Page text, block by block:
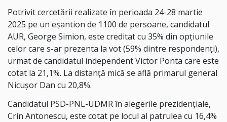
Potrivit cercetării realizate în perioada 24-28 martie
2025 pe un eșantion de 1100 de persoane, candidatul
AUR, George Simion, este creditat cu 35% din opțiunile
celor care s-ar prezenta la vot (59% dintre respondenți),
urmat de candidatul independent Victor Ponta care este
cotat la 21,1%. La distanță mică se află primarul general
Nicușor Dan cu 20,8%.
Candidatul PSD-PNL-UDMR în alegerile prezidențiale,
Crin Antonescu, este cotat pe locul al patrulea cu 16,4%